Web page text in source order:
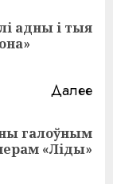
адны і тыя
Далее
галоўным
«Ліды»